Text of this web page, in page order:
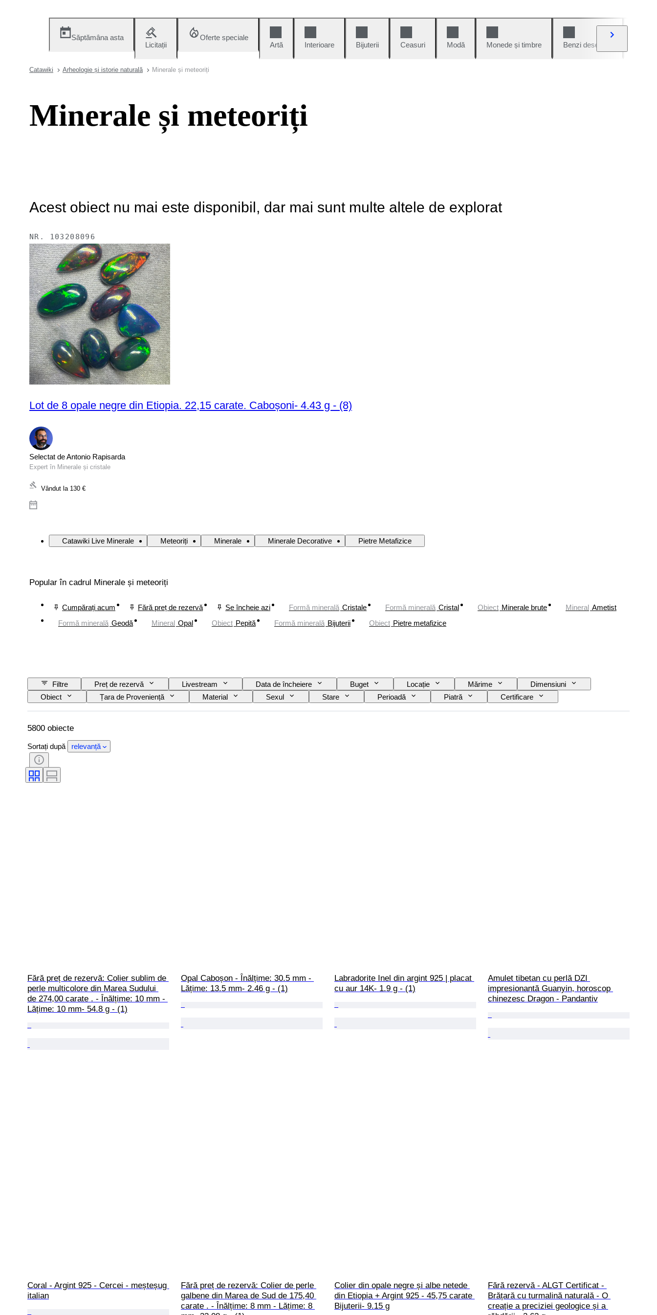
Săptămâna asta
Licitații
Oferte speciale
Artă
Interioare Bijuterii Ceasuri Modă Monede și timbre Benzi desenate
Catawiki Arheologie și istorie naturală Minerale și meteoriți
Minerale și meteoriți
Acest obiect nu mai este disponibil, dar mai sunt multe altele de explorat
NR. 103208096
Lot de 8 opale negre din Etiopia. 22,15 carate. Caboșoni- 4.43 g - (8)
Selectat de Antonio Rapisarda
Expert în Minerale și cristale
Vândut la 130 €
Catawiki Live Minerale Meteoriți Minerale Minerale Decorative Pietre Metafizice
Popular în cadrul Minerale și meteoriți
Cumpărați acum Fără preț de rezervă Se încheie azi Formă minerală Cristale Formă minerală Cristal Obiect Minerale brute Mineral Ametist
Formă minerală Geodă Mineral Opal Obiect Pepită Formă minerală Bijuterii Obiect Pietre metafizice
Filtre Preț de rezervă Livestream Data de încheiere Buget Locație Mărime
Dimensiuni
Obiect
Țara de Proveniență Material Sexul Stare Perioadă Piatră
Certificare
Semnătură
Culoare Formă Culoare exactă Mineral Formă minerală Tratament
Original/ Replica
5800 obiecte
Sortați după relevanță
Fără preț de rezervă: Colier sublim de
perle multicolore din Marea Sudului
de 274,00 carate . - Înălțime: 10 mm -
Lățime: 10 mm- 54.8 g - (1)
Opal Caboșon - Înălțime: 30.5 mm -
Lățime: 13.5 mm- 2.46 g - (1)
Labradorite Inel din argint 925 | placat
cu aur 14K- 1.9 g - (1)
Amulet tibetan cu perlă DZI
impresionantă Guanyin, horoscop
chinezesc Dragon - Pandantiv
Coral - Argint 925 - Cercei - meșteșug
italian
Fără preț de rezervă: Colier de perle
galbene din Marea de Sud de 175,40
carate . - Înălțime: 8 mm - Lățime: 8
Colier din opale negre și albe netede
din Etiopia + Argint 925 - 45,75 carate
Bijuterii- 9.15 g
Fără rezervă - ALGT Certificat -
Brățară cu turmalină naturală - O
creație a preciziei geologice și a